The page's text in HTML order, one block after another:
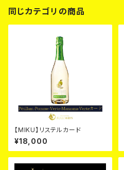
同じカテゴリの商品
【MIKU】リステルカード
¥18,000